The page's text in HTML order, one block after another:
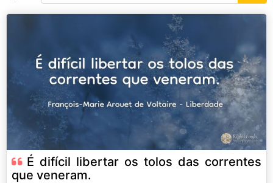
É difícil libertar os tolos das correntes
que veneram.